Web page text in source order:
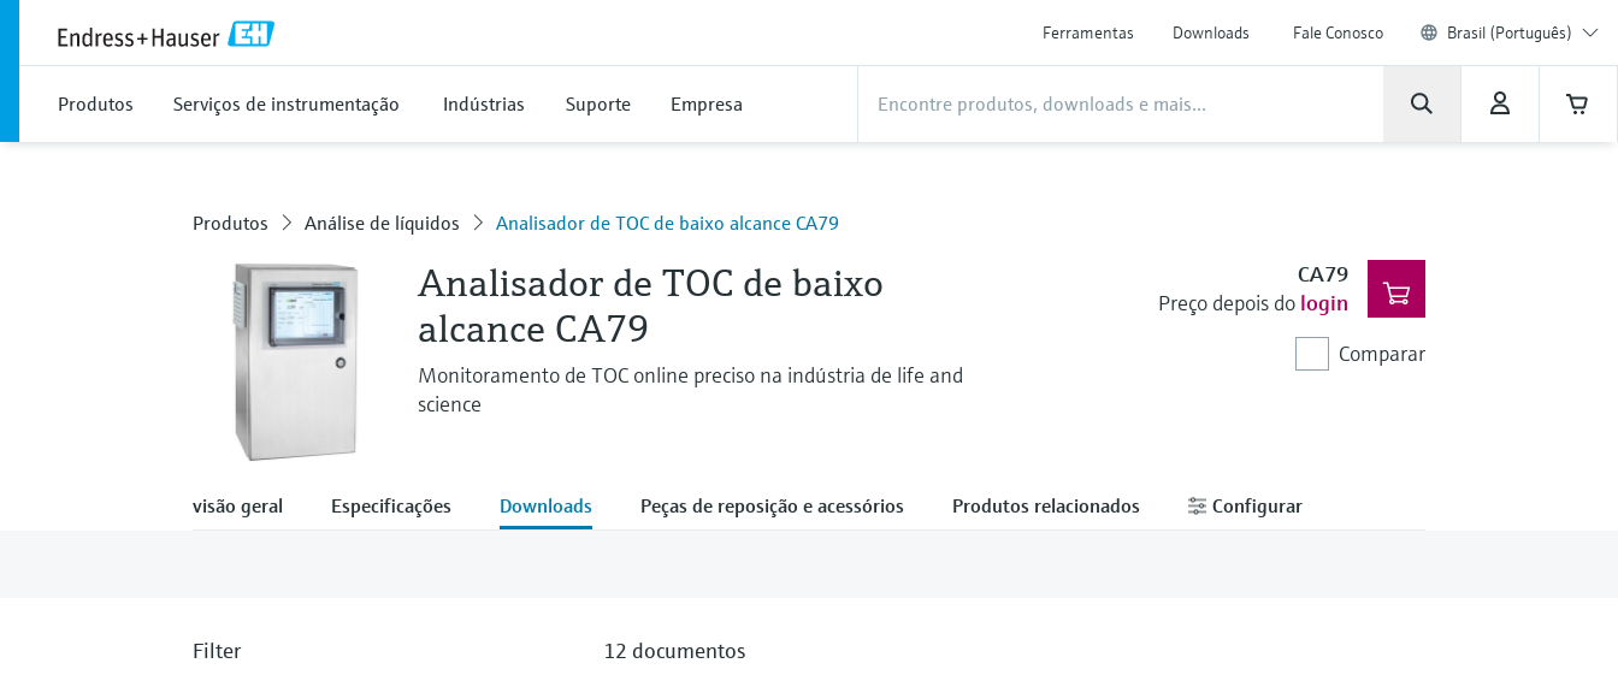
Ferramentas Downloads Fale Conosco Brasil (Português)
Produtos Serviços de instrumentação Indústrias Suporte Empresa
Produtos Análise de líquidos Analisador de TOC de baixo alcance CA79
Analisador de TOC de baixo
alcance CA79
Monitoramento de TOC online preciso na indústria de life and
science
CA79
Preço depois do login
Comparar
visão geral Especificações Downloads Peças de reposição e acessórios Produtos relacionados Configurar
Filter 12 documentos